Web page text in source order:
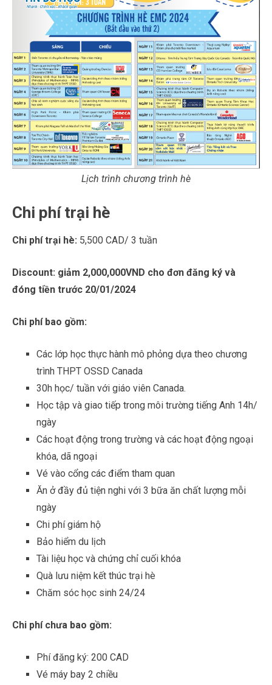
Lịch trình chương trình hè
Chi phí trại hè
Chi phí trại hè: 5,500 CAD/ 3 tuần
Discount: giảm 2,000,000VND cho đơn đăng ký và
đóng tiền trước 20/01/2024
Chi phí bao gồm:
Các lớp học thực hành mô phỏng dựa theo chương
trình THPT OSSD Canada
30h học/ tuần với giáo viên Canada.
Học tập và giao tiếp trong môi trường tiếng Anh 14h/
ngày
Các hoạt động trong trường và các hoạt động ngoại
khóa, dã ngoại
Vé vào cổng các điểm tham quan
Ăn ở đầy đủ tiện nghi với 3 bữa ăn chất lượng mỗi
ngày
Chi phí giám hộ
Bảo hiểm du lịch
Tài liệu học và chứng chỉ cuối khóa
Quà lưu niệm kết thúc trại hè
Chăm sóc học sinh 24/24
Chi phí chưa bao gồm:
Phí đăng ký: 200 CAD
Vé máy bay 2 chiều